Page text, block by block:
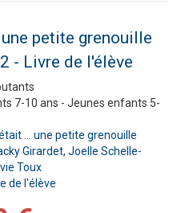
petite grenouille
- Livre de l'élève
7-10 ans - Jeunes enfants 5-
était ... une petite grenouille
Girardet, Joelle Schelle-
Toux
de l'élève